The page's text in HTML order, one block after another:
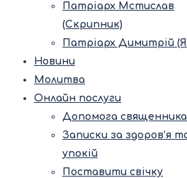
Патріарх Мстислав
(Скрипник)
Патріарх Димитрій
Новини
Молитва
Онлайн послуги
Допомога священника
Записки за здоров’я
упокій
Поставити свічку